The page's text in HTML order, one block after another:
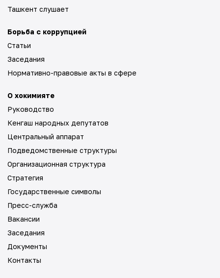
Ташкент слушает
Борьба с коррупцией
Статьи
Заседания
Нормативно-правовые акты в сфере
О хокимияте
Руководство
Кенгаш народных депутатов
Центральный аппарат
Подведомственные структуры
Организационная структура
Стратегия
Государственные символы
Пресс-служба
Вакансии
Заседания
Документы
Контакты